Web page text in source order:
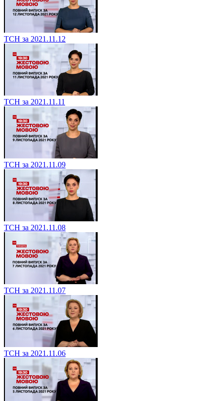
ТСН за 2021.11.12
ТСН за 2021.11.11
ТСН за 2021.11.09
ТСН за 2021.11.08
ТСН за 2021.11.07
ТСН за 2021.11.06